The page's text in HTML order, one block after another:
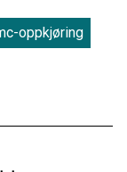
oppkjøring